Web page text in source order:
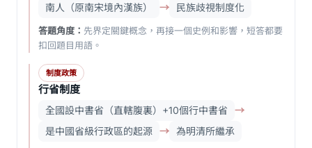
南人（原南宋境內漢族）
→ 民族歧視制度化
答題角度： 先界定關鍵概念，再接一個史例和影響，短答都要
扣回題目用語。
制度政策
行省制度
全國設中書省（直轄腹裏）+10個行中書省
→
是中國省級行政區的起源 → 為明清所繼承